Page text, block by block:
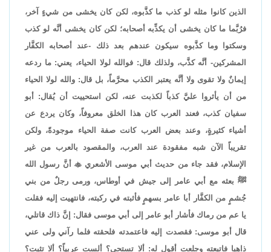
الذين كانوا مثله لو كذب ما كذَّبوه، لكن كان يخشى من شيءٍ آخر،
فرُبَّما ما كان يخشى أن يكذِّبه أصحابه؛ لكن كان يخشى أنَّه لو كذب
وسكتوا وما كذَّبوه سيكون عندهم بعد ذلك -عند أصحابه الكفَّار
المشركين- أنَّه كذَّب، ولذلك قال: فوالله لولا الحياء، يعني: ما ردعه
إيمانٌ ولا تقوى ولا أنَّه يعتبر الكذب محرَّماً، بل قال: والله لولا الحياء
من أن يأثروا عليَّ كذباً لكذبت عنه، لكن استحييت أن يُقال: أبو
سفيان كذب، فعند العرب كان هذا الخلق معروفاً، وكان يردع عن
أشياء كثيرةٍ، وعند بعض العرب كانت صفة الحياء موجودةً، ولكن
تقريباً الآن شبه مفقودة عند العرب، والمقصود بالعرب من غير
الإسلام، فقد جاء من حديث أبي موسى الأشعريأنَّ رسول الله
ﷺ بعثه مع أبي عامر إلى جيش في أوطاس، ورمى رجلٌ من بني
جُشمٍ من الكفَّار أبا عامر بسهمٍ فأثبته في ركبته، فانتهيت إليه فقلت
يا عم من رماك فأشار أبو عامر إلى أبي موسى فقال: إنَّ ذاك قاتلي،
قال أبو موسى: فقصدت إليه فاعتمدته فلحقته فلما رآني ولى عني
ذاهبا فاتبعته وجلعت أقول له: ألا تستحي؟ ألست عربياً؟ ألا تثبت؟